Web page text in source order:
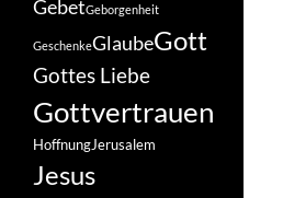
GebetGeborgenheit
GeschenkeGlaubeGott
Gottes Liebe
Gottvertrauen
HoffnungJerusalem
Jesus